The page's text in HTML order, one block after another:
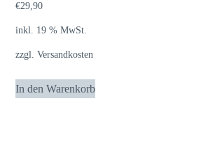
€29,90
inkl. 19 % MwSt.
zzgl.Versandkosten
In den Warenkorb